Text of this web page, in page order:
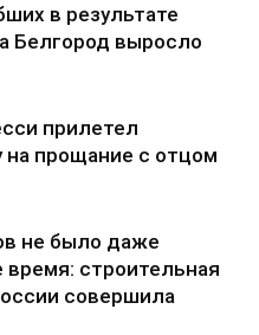
в результате
Белгород выросло
прилетел
на прощание с отцом
не было даже
время: строительная
совершила